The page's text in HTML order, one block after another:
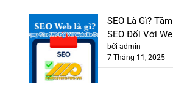
SEO Là Gì?
SEO Đối Với
bởi admin
7 Tháng 11, 2025